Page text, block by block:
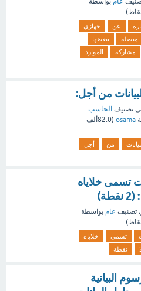
عن
جهازي
متصلة
ببعضها
مشاركة
الموارد
من أجل:
تصنيف الحاسب
osama
(82.0ألف
من أجل
تسمى خلاياه
تصنيف عام بواسطة
تسمى
خلاياه
نقطة
البيانية